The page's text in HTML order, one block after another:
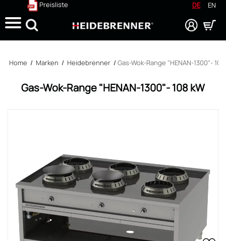
Preisliste DE EN
Suche
Home / Marken / Heidebrenner / Gas-Wok-Range "HENAN-1300"-
Gas-Wok-Range "HENAN-1300"- 108 kW